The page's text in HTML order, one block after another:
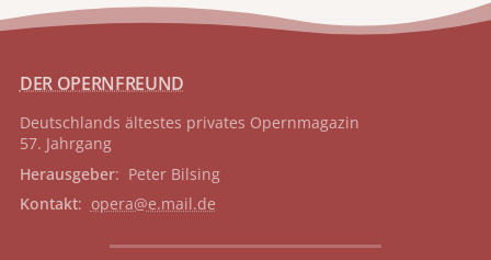
DER OPERNFREUND
Deutschlands ältestes privates Opernmagazin
57. Jahrgang
Herausgeber: Peter Bilsing
Kontakt: opera@e.mail.de